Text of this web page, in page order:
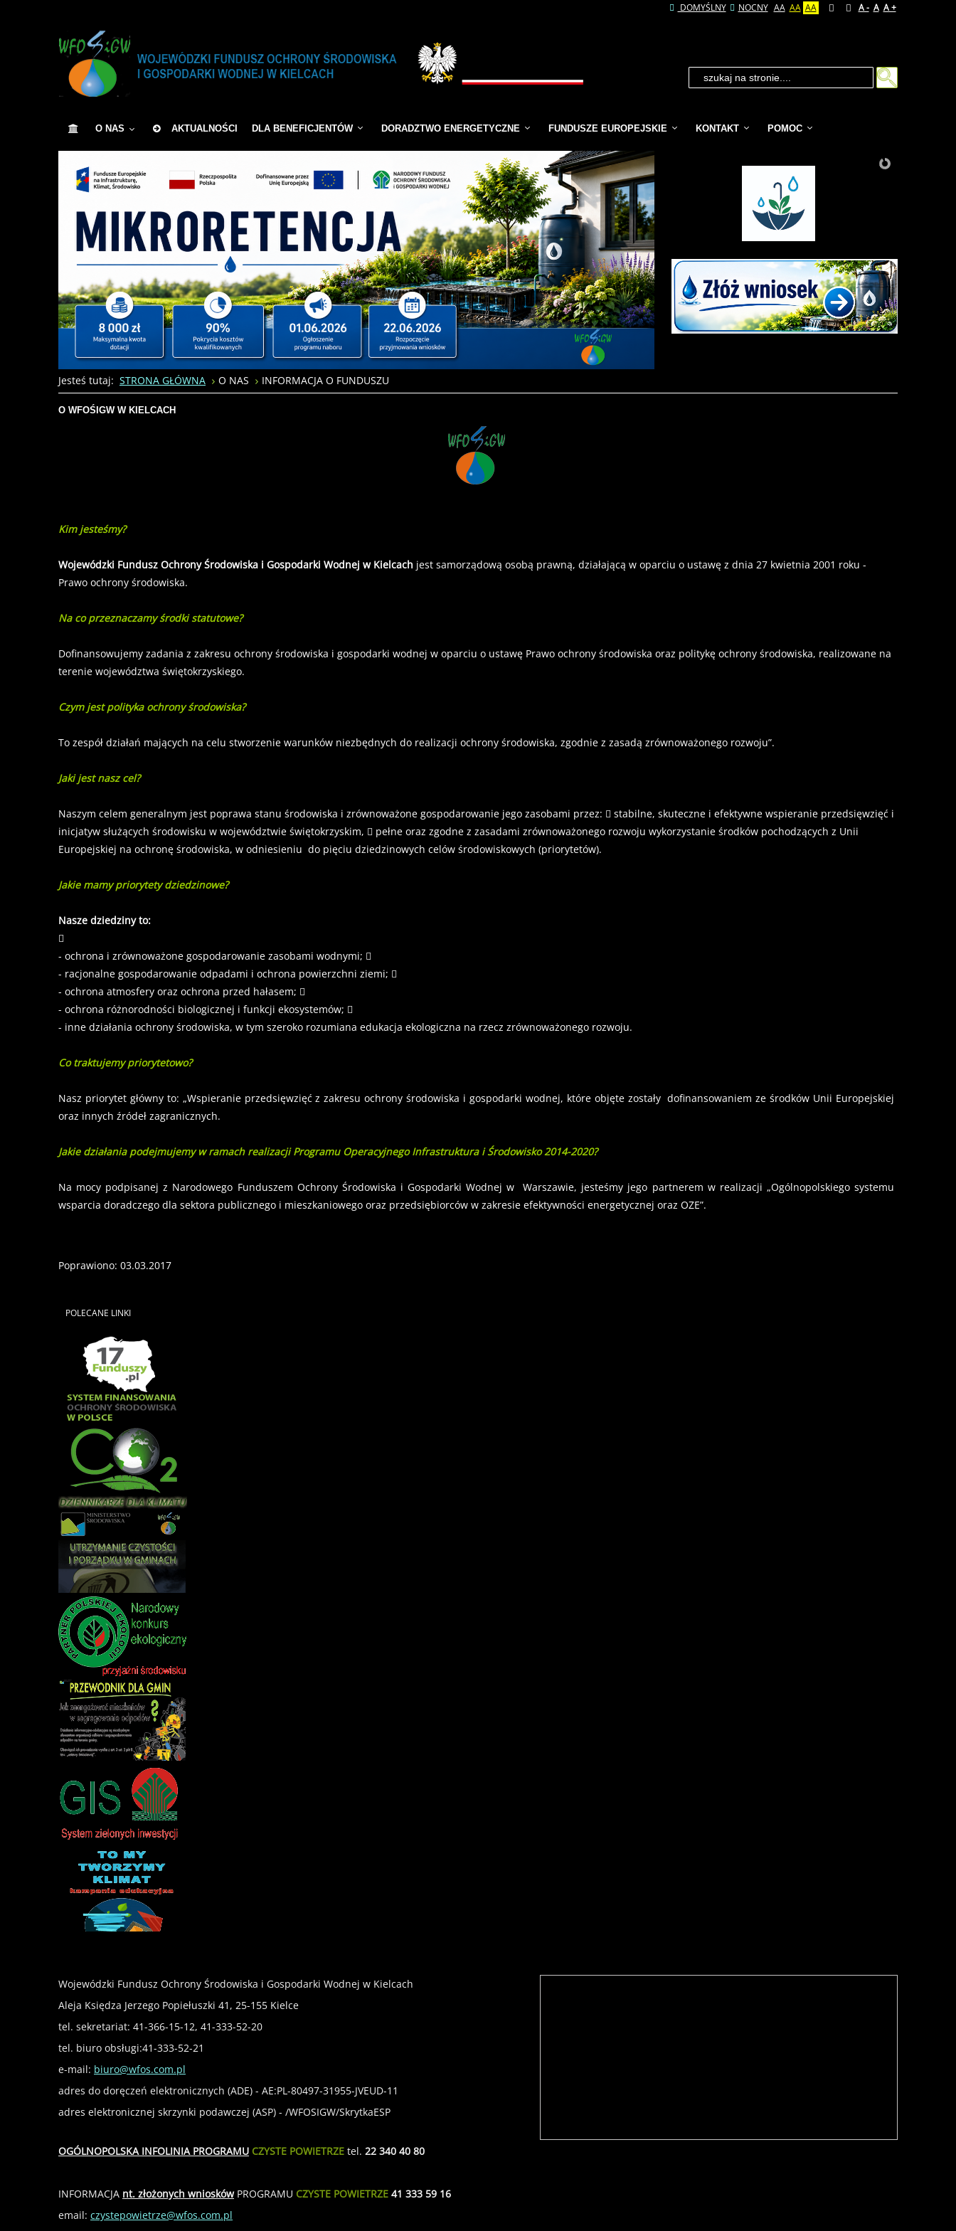
DOMYŚLNY NOCNY AA AA AA A - A A +
O NAS AKTUALNOŚCI DLA BENEFICJENTÓW DORADZTWO ENERGETYCZNE FUNDUSZE EUROPEJSKIE KONTAKT POMOC
Jesteś tutaj: STRONA GŁÓWNA O NAS INFORMACJA O FUNDUSZU
O WFOŚIGW W KIELCACH
Kim jesteśmy?
Wojewódzki Fundusz Ochrony Środowiska i Gospodarki Wodnej w Kielcach jest samorządową osobą prawną, działającą w oparciu o ustawę z dnia 27 kwietnia 2001 roku -
Prawo ochrony środowiska.
Na co przeznaczamy środki statutowe?
Dofinansowujemy zadania z zakresu ochrony środowiska i gospodarki wodnej w oparciu o ustawę Prawo ochrony środowiska oraz politykę ochrony środowiska, realizowane na
terenie województwa świętokrzyskiego.
Czym jest polityka ochrony środowiska?
To zespół działań mających na celu stworzenie warunków niezbędnych do realizacji ochrony środowiska, zgodnie z zasadą zrównoważonego rozwoju”.
Jaki jest nasz cel?
Naszym celem generalnym jest poprawa stanu środowiska i zrównoważone gospodarowanie jego zasobami przez:  stabilne, skuteczne i efektywne wspieranie przedsięwzięć i
inicjatyw służących środowisku w województwie świętokrzyskim,  pełne oraz zgodne z zasadami zrównoważonego rozwoju wykorzystanie środków pochodzących z Unii
Europejskiej na ochronę środowiska, w odniesieniu do pięciu dziedzinowych celów środowiskowych (priorytetów).
Jakie mamy priorytety dziedzinowe?
Nasze dziedziny to:

- ochrona i zrównoważone gospodarowanie zasobami wodnymi; 
- racjonalne gospodarowanie odpadami i ochrona powierzchni ziemi; 
- ochrona atmosfery oraz ochrona przed hałasem; 
- ochrona różnorodności biologicznej i funkcji ekosystemów; 
- inne działania ochrony środowiska, w tym szeroko rozumiana edukacja ekologiczna na rzecz zrównoważonego rozwoju.
Co traktujemy priorytetowo?
Nasz priorytet główny to: „Wspieranie przedsięwzięć z zakresu ochrony środowiska i gospodarki wodnej, które objęte zostały dofinansowaniem ze środków Unii Europejskiej
oraz innych źródeł zagranicznych.
Jakie działania podejmujemy w ramach realizacji Programu Operacyjnego Infrastruktura i Środowisko 2014-2020?
Na mocy podpisanej z Narodowego Funduszem Ochrony Środowiska i Gospodarki Wodnej w Warszawie, jesteśmy jego partnerem w realizacji „Ogólnopolskiego systemu
wsparcia doradczego dla sektora publicznego i mieszkaniowego oraz przedsiębiorców w zakresie efektywności energetycznej oraz OZE”.
Poprawiono: 03.03.2017
POLECANE LINKI
Wojewódzki Fundusz Ochrony Środowiska i Gospodarki Wodnej w Kielcach
Aleja Księdza Jerzego Popiełuszki 41, 25-155 Kielce
tel. sekretariat: 41-366-15-12, 41-333-52-20
tel. biuro obsługi:41-333-52-21
e-mail: biuro@wfos.com.pl
adres do doręczeń elektronicznych (ADE) - AE:PL-80497-31955-JVEUD-11
adres elektronicznej skrzynki podawczej (ASP) - /WFOSIGW/SkrytkaESP
OGÓLNOPOLSKA INFOLINIA PROGRAMU CZYSTE POWIETRZE tel. 22 340 40 80
INFORMACJA nt. złożonych wnioskówPROGRAMU CZYSTE POWIETRZE 41 333 59 16
email: czystepowietrze@wfos.com.pl